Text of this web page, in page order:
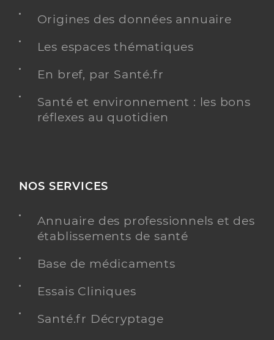
Origines des données annuaire
Les espaces thématiques
En bref, par Santé.fr
Santé et environnement : les bons
réflexes au quotidien
NOS SERVICES
Annuaire des professionnels et des
établissements de santé
Base de médicaments
Essais Cliniques
Santé.fr Décryptage